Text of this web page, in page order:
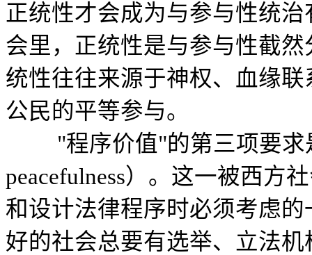
正统性才会成为与参与性统
会里，正统性是与参与性截
统性往往来源于神权、血缘
公民的平等参与。
"程序价值"的第三项要求
peacefulness）。这一被西方
和设计法律程序时必须考虑
好的社会总要有选举、立法